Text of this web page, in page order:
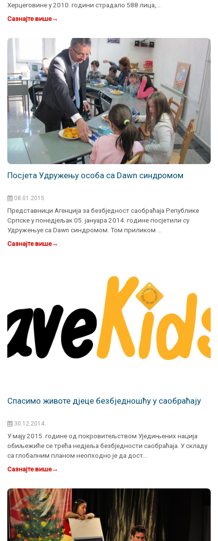
Херцеговине у 2010. години страдало 588 лица,…
Сазнајте више→
Посјета Удружењу особа са Dawn синдромом
08.01.2015.
Представници Агенција за безбједност саобраћаја Републике
Српске у понедјељак 05. јануара 2014. године посјетили су
Удружењуе са Dawn синдромом. Том приликом …
Сазнајте више→
Спасимо животе дјеце безбједношћу у саобраћају
30.12.2014.
У мају 2015. године од покровитељством Уједињених нација
обиљежиће се трећа недјеља безбједности саобраћаја. У складу
са глобалним планом неопходно је да дост…
Сазнајте више→